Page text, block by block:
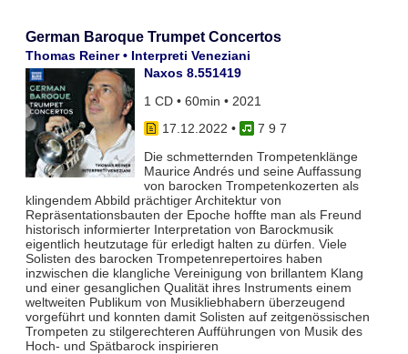
German Baroque Trumpet Concertos
Thomas Reiner • Interpreti Veneziani
Naxos 8.551419
1 CD • 60min • 2021
17.12.2022 •
7 9 7
Die schmetternden Trompetenklänge
Maurice Andrés und seine Auffassung
von barocken Trompetenkozerten als
klingendem Abbild prächtiger Architektur von
Repräsentationsbauten der Epoche hoffte man als Freund
historisch informierter Interpretation von Barockmusik
eigentlich heutzutage für erledigt halten zu dürfen. Viele
Solisten des barocken Trompetenrepertoires haben
inzwischen die klangliche Vereinigung von brillantem Klang
und einer gesanglichen Qualität ihres Instruments einem
weltweiten Publikum von Musikliebhabern überzeugend
vorgeführt und konnten damit Solisten auf zeitgenössischen
Trompeten zu stilgerechteren Aufführungen von Musik des
Hoch- und Spätbarock inspirieren